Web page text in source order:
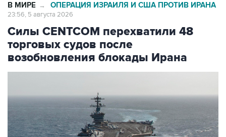
В МИРЕ → ОПЕРАЦИЯ ИЗРАИЛЯ И США ПРОТИВ ИРАНА
23:56, 5 августа 2026
Силы CENTCOM перехватили 48
торговых судов после
возобновления блокады Ирана